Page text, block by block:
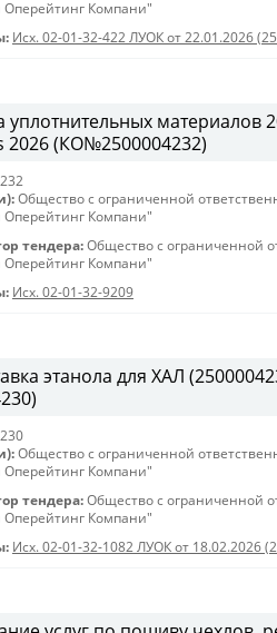
Оперейтинг Компани"
Исх. 02-01-32-422 ЛУОК от 22.01.2026
уплотнительных
2026 (КО№2500004232)
Общество с ограниченной
Оперейтинг Компани"
тендера: Общество с ограниченной
Оперейтинг Компани"
Исх. 02-01-32-9209
этанола для ХАЛ
Общество с ограниченной
Оперейтинг Компани"
тендера: Общество с ограниченной
Оперейтинг Компани"
Исх. 02-01-32-1082 ЛУОК от 18.02.2026